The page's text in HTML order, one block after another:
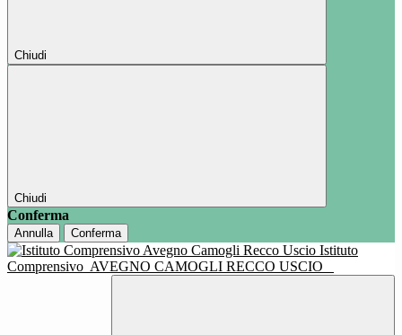
Chiudi
Chiudi
Conferma
Annulla Conferma
Istituto
Comprensivo AVEGNO CAMOGLI RECCO USCIO